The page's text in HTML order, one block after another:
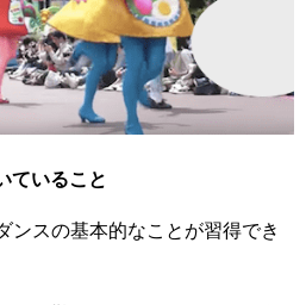
ていること
ンスの基本的なことが習得でき